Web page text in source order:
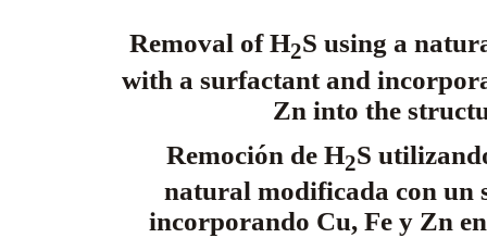
Removal of H2S using a
with a surfactant and
Zn into the
Remoción de H2S
natural modificada con un
incorporando Cu, Fe y Zn en